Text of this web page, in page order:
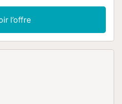
"Murcia", 60 km de
situé dans une zone idéale
la mer. Elle dispose de jardin,
m² de terrasse, lave-linge,
l’offre